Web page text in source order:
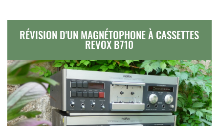
RÉVISION D'UN MAGNÉTOPHONE À CASSETTES
REVOX B710